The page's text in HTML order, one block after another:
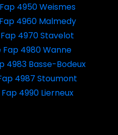
4950 Weismes
4960 Malmedy
4970 Stavelot
4980 Wanne
4983 Basse-Bodeux
4987 Stoumont
4990 Lierneux